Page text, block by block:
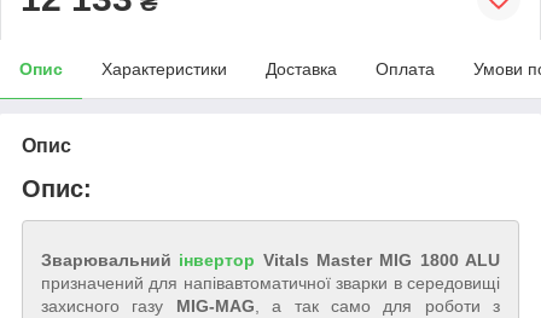
Опис Характеристики Доставка Оплата Умови
Опис
Опис:
Зварювальний інвертор Vitals Master MIG 1800 ALU
призначений для напівавтоматичної зварки в середовищі
захисного газу MIG-MAG, а так само для роботи з